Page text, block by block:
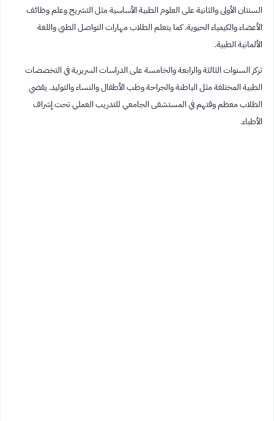
السنتان الأولى والثانية على العلوم الطبية الأساسية مثل التشريح وعلم وظائف
الأعضاء والكيمياء الحيوية. كما يتعلم الطلاب مهارات التواصل الطبي واللغة
الألمانية الطبية.
تركز السنوات الثالثة والرابعة والخامسة على الدراسات السريرية في التخصصات
الطبية المختلفة مثل الباطنة والجراحة وطب الأطفال والنساء والتوليد. يقضي
الطلاب معظم وقتهم في المستشفى الجامعي للتدريب العملي تحت إشراف
الأطباء.